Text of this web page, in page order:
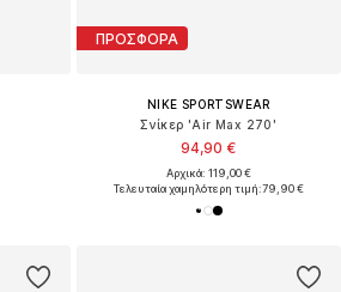
ΠΡΟΣΦΟΡΑ
NIKE SPORTSWEAR
Σνίκερ 'Air Max 270'
94,90 €
Αρχικά: 119,00 €
Τελευταία χαμηλότερη τιμή:79,90 €